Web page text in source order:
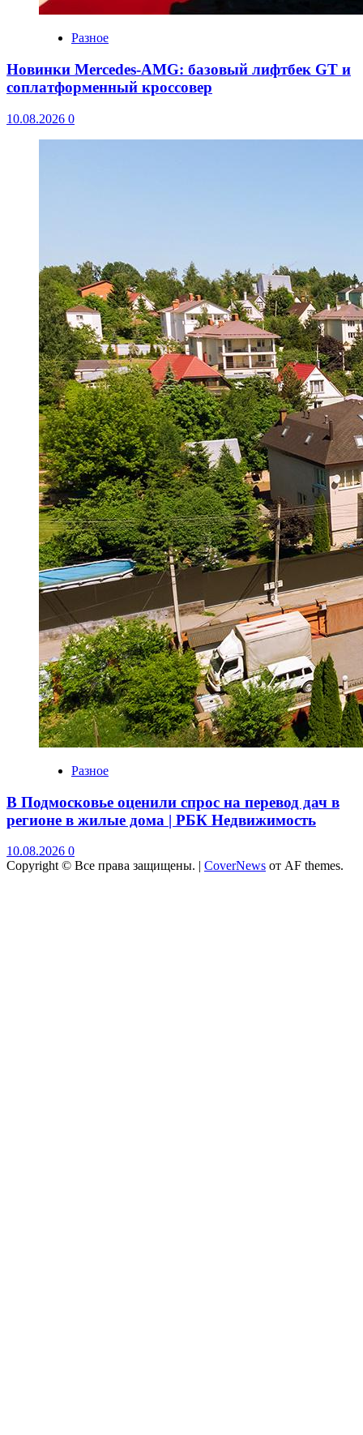
Разное
Новинки Mercedes-AMG: базовый лифтбек GT и
соплатформенный кроссовер
10.08.2026 0
Разное
В Подмосковье оценили спрос на перевод дач в
регионе в жилые дома | РБК Недвижимость
10.08.2026 0
Copyright © Все права защищены. | CoverNews от AF themes.